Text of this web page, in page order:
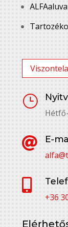
}

E-

+36